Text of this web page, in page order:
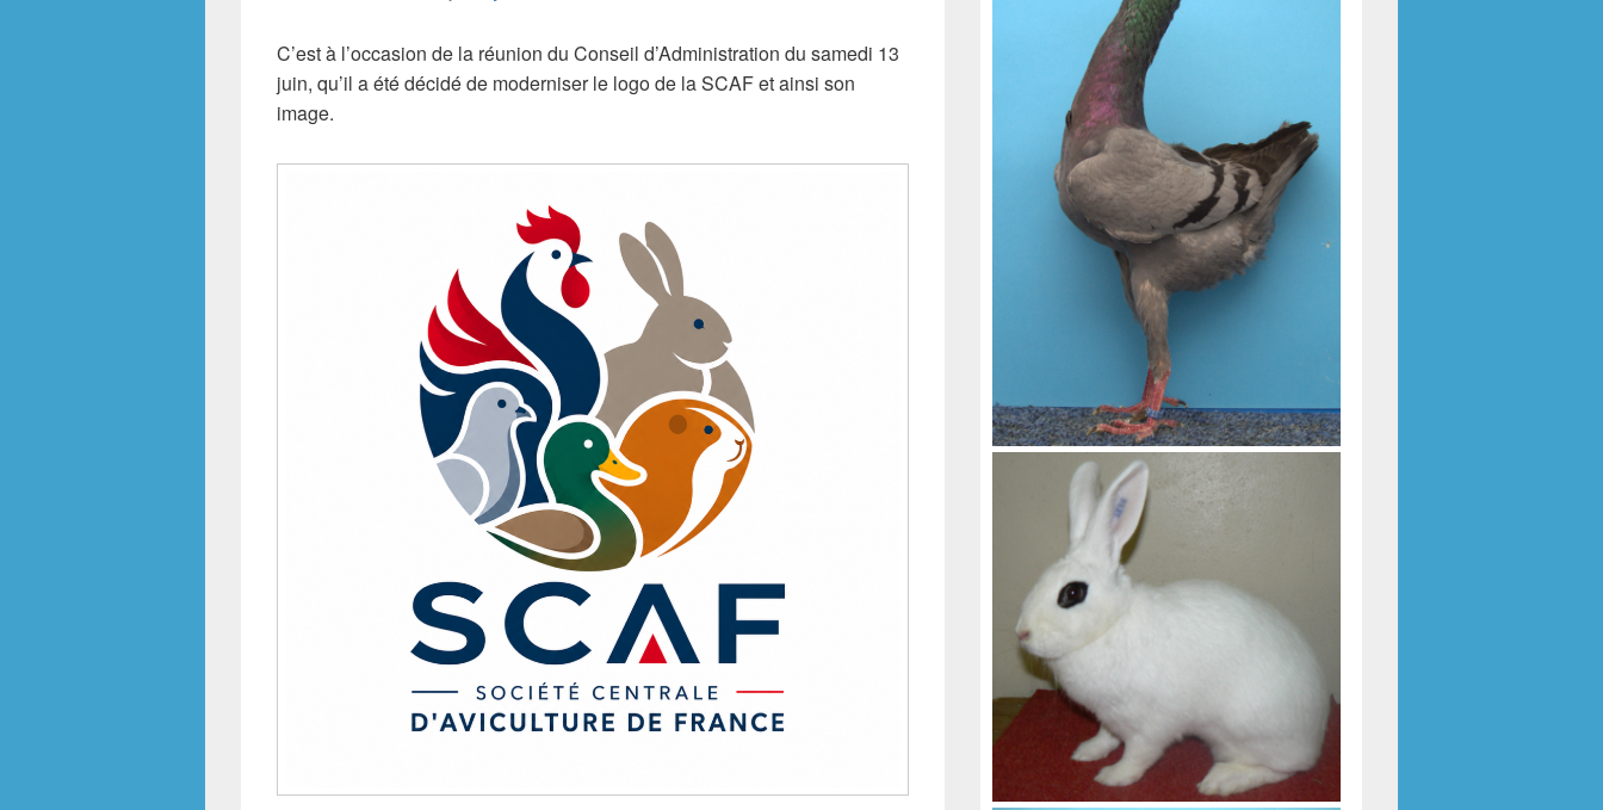
C’est à l’occasion de la réunion du Conseil d’Administration du samedi 13
juin, qu’il a été décidé de moderniser le logo de la SCAF et ainsi son
image.